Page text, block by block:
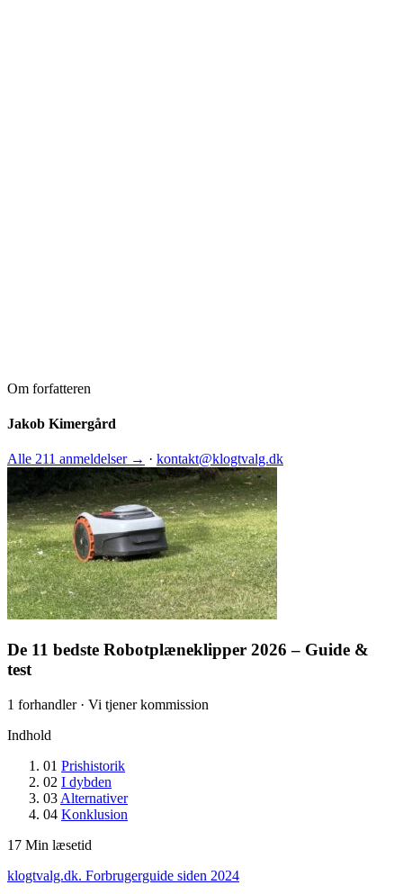
Om forfatteren
Jakob Kimergård
Alle 211 anmeldelser → · kontakt@klogtvalg.dk
De 11 bedste Robotplæneklipper 2026 – Guide &
test
1 forhandler · Vi tjener kommission
Indhold
01 Prishistorik
02 I dybden
03 Alternativer
04 Konklusion
17 Min læsetid
klogtvalg.dk. Forbrugerguide siden 2024